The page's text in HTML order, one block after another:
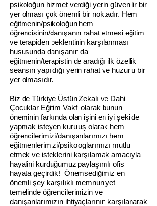
psikoloğun hizmet verdiği yerin güvenilir bir
yer olması çok önemli bir noktadır. Hem
eğitmenin/psikoloğun hem
öğrencisinin/danışanın rahat etmesi eğitim
ve terapiden beklentinin karşılanması
hususunda danışanın da
eğitmenin/terapistin de aradığı ilk özellik
seansın yapıldığı yerin rahat ve huzurlu bir
yer olmasıdır.
Biz de Türkiye Üstün Zekalı ve Dahi
Çocuklar Eğitim Vakfı olarak bunun
öneminin farkında olan işini en iyi şekilde
yapmak isteyen kuruluş olarak hem
öğrencilerimizi/danışanlarımızı hem
eğitmenlerimizi/psikologlarımızı mutlu
etmek ve isteklerini karşılamak amacıyla
hayalini kurduğumuz paylaşımlı ofis
hayata geçirdik! Önemsediğimiz en
önemli şey karşılıklı memnuniyet
temelinde öğrencilerimizin ve
danışanlarımızın ihtiyaçlarının karşılanarak